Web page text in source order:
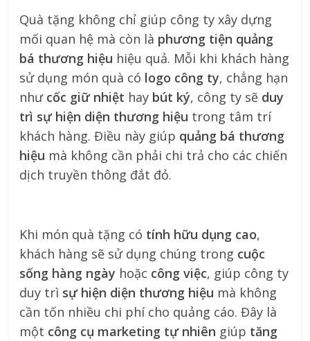
Quà tặng không chỉ giúp công ty xây dựng
mối quan hệ mà còn là phương tiện quảng
bá thương hiệu hiệu quả. Mỗi khi khách hàng
sử dụng món quà có logo công ty, chẳng hạn
như cốc giữ nhiệt hay bút ký, công ty sẽ duy
trì sự hiện diện thương hiệu trong tâm trí
khách hàng. Điều này giúp quảng bá thương
hiệu mà không cần phải chi trả cho các chiến
dịch truyền thông đắt đỏ.
Khi món quà tặng có tính hữu dụng cao,
khách hàng sẽ sử dụng chúng trong cuộc
sống hàng ngày hoặc công việc, giúp công ty
duy trì sự hiện diện thương hiệu mà không
cần tốn nhiều chi phí cho quảng cáo. Đây là
một công cụ marketing tự nhiên giúp tăng